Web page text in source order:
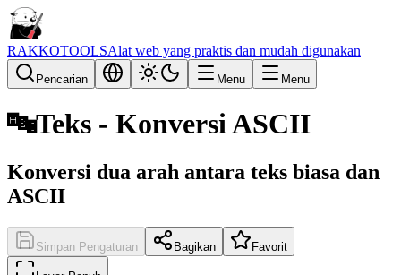
RAKKOTOOLSAlat web yang praktis dan mudah digunakan
Pencarian Menu Menu
🔤Teks - Konversi ASCII
Konversi dua arah antara teks biasa dan
ASCII
Simpan Pengaturan Bagikan Favorit